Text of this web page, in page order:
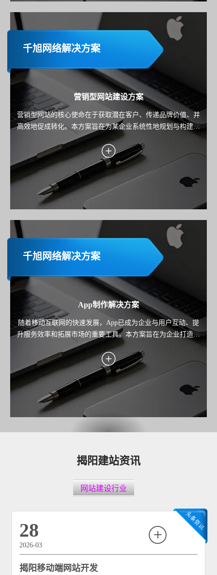
千旭网络解决方案
营销型网站建设方案
营销型网站的核心使命在于获取潜在客户、传递品牌价值、并
高效地促成转化。本方案旨在为某企业系统性地规划与构建一
个以数据驱动、以用户为中心、以转化为导向的高性能营销平
台。方案将深入阐述从目标设定、用户洞察、转化引擎设计到
技术实现与持续优化的全链路策略，确保每一分投入都能带来
可衡量的业务回报。
千旭网络解决方案
App制作解决方案
随着移动互联网的快速发展，App已成为企业与用户互动、提
升服务效率和拓展市场的重要工具。本方案旨在为企业打造一
款高性能、用户体验优秀且功能完善的移动应用，覆盖业务场
景需求，助力企业实现用户增长、服务优化与商业价值转化。
揭阳建站资讯
网站建设行业
28
2026-03
揭阳移动端网站开发